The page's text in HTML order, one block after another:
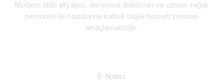
Modern tıbbi altyapısı, deneyimli doktorları ve uzman sağlık
personeli ile hastalarına kaliteli sağlık hizmeti sunmayı
amaçlamaktadır.
E-Nabız